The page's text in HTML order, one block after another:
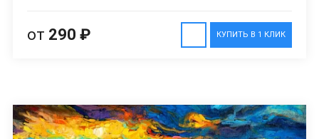
КУПИТЬ В 1 КЛИК
от 290 ₽